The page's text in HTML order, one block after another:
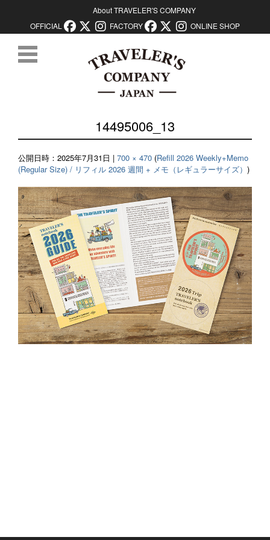
About TRAVELER'S COMPANY
OFFICIAL
FACTORY ONLINE SHOP
14495006_13
公開日時： 2025年7月31日 | 700 × 470 (Refill 2026 Weekly+Memo
(Regular Size) / リフィル 2026 週間 + メモ（レギュラーサイズ） )